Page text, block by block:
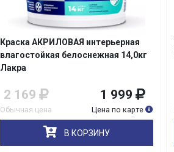
Краска АКРИЛОВАЯ интерьерная
влагостойкая белоснежная 14,0кг
Лакра
2 169
Обычная цена
1 999
Цена по карте
В КОРЗИНУ